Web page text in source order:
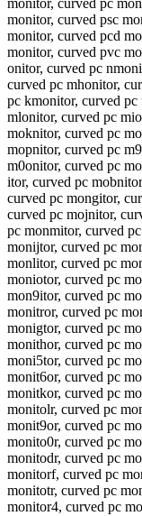
monitor, curved pc
monitor, curved psc
monitor, curved pcd
monitor, curved pvc
onitor, curved pc
curved pc mhonitor,
pc kmonitor, curved
mlonitor, curved pc
moknitor, curved pc
mopnitor, curved pc
m0onitor, curved pc
itor, curved pc
curved pc mongitor,
curved pc mojnitor,
pc monmitor, curved
monijtor, curved pc
monlitor, curved pc
moniotor, curved pc
mon9itor, curved pc
monitror, curved pc
monigtor, curved pc
monithor, curved pc
moni5tor, curved pc
monit6or, curved pc
monitkor, curved pc
monitolr, curved pc
monit9or, curved pc
monito0r, curved pc
monitodr, curved pc
monitorf, curved pc
monitotr, curved pc
monitor4, curved pc